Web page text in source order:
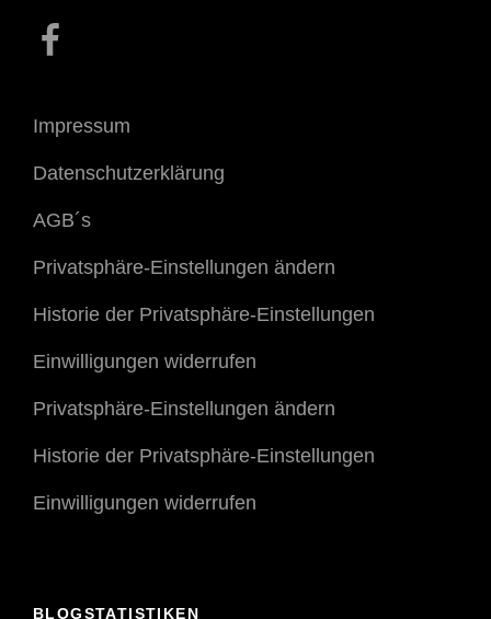
Facebook
Impressum
Datenschutzerklärung
AGB´s
Privatsphäre-Einstellungen ändern
Historie der Privatsphäre-Einstellungen
Einwilligungen widerrufen
Privatsphäre-Einstellungen ändern
Historie der Privatsphäre-Einstellungen
Einwilligungen widerrufen
BLOGSTATISTIKEN